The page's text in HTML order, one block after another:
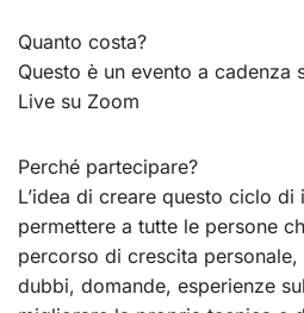
Quanto costa?
Questo è un evento a cadenza
Live su Zoom
Perché partecipare?
L’idea di creare questo ciclo
permettere a tutte le persone
percorso di crescita
dubbi, domande, esperienze